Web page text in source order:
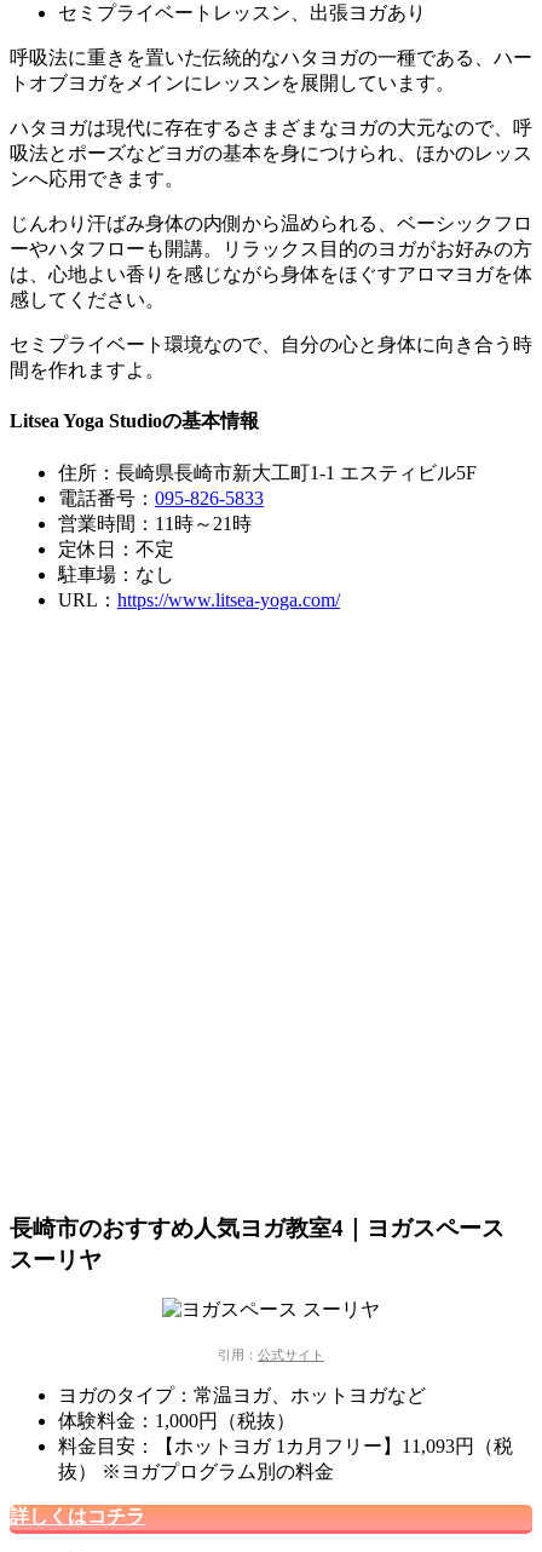
セミプライベートレッスン、出張ヨガあり
呼吸法に重きを置いた伝統的なハタヨガの一種である、ハー
トオブヨガをメインにレッスンを展開しています。
ハタヨガは現代に存在するさまざまなヨガの大元なので、呼
吸法とポーズなどヨガの基本を身につけられ、ほかのレッス
ンへ応用できます。
じんわり汗ばみ身体の内側から温められる、ベーシックフロ
ーやハタフローも開講。リラックス目的のヨガがお好みの方
は、心地よい香りを感じながら身体をほぐすアロマヨガを体
感してください。
セミプライベート環境なので、自分の心と身体に向き合う時
間を作れますよ。
Litsea Yoga Studioの基本情報
住所：長崎県長崎市新大工町1-1 エスティビル5F
電話番号： 095-826-5833
営業時間：11時～21時
定休日：不定
駐車場：なし
URL： https://www.litsea-yoga.com/
長崎市のおすすめ人気ヨガ教室4｜ヨガスペース
スーリヤ
引用： 公式サイト
ヨガのタイプ：常温ヨガ、ホットヨガなど
体験料金：1,000円（税抜）
料金目安：【ホットヨガ 1カ月フリー】11,093円（税
抜） ※ヨガプログラム別の料金
詳しくはコチラ